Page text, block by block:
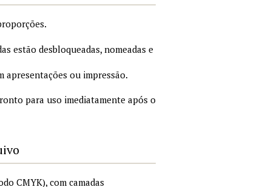
estão desbloqueadas, nomeadas e
apresentações ou impressão.
para uso imediatamente após o
CMYK), com camadas